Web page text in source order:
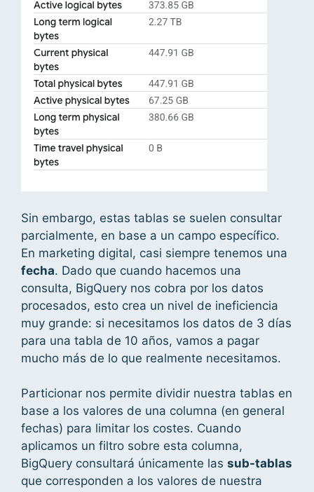
Sin embargo, estas tablas se suelen consultar
parcialmente, en base a un campo específico.
En marketing digital, casi siempre tenemos una
fecha. Dado que cuando hacemos una
consulta, BigQuery nos cobra por los datos
procesados, esto crea un nivel de ineficiencia
muy grande: si necesitamos los datos de 3 días
para una tabla de 10 años, vamos a pagar
mucho más de lo que realmente necesitamos.
Particionar nos permite dividir nuestra tablas en
base a los valores de una columna (en general
fechas) para limitar los costes. Cuando
aplicamos un filtro sobre esta columna,
BigQuery consultará únicamente las sub-tablas
que corresponden a los valores de nuestra